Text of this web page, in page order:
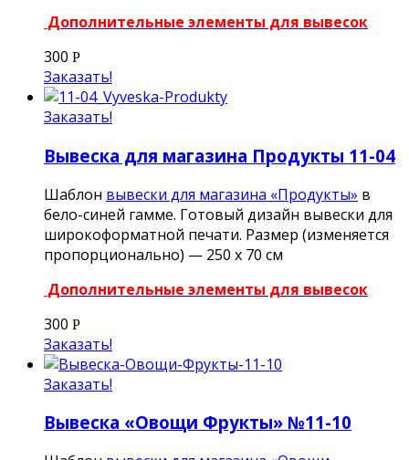
Дополнительные элементы для вывесок
300 Р
Заказать!
Заказать!
Вывеска для магазина Продукты 11-04
Шаблон вывески для магазина «Продукты» в
бело-синей гамме. Готовый дизайн вывески для
широкоформатной печати. Размер (изменяется
пропорционально) — 250 х 70 см
Дополнительные элементы для вывесок
300 Р
Заказать!
Заказать!
Вывеска «Овощи Фрукты» №11-10